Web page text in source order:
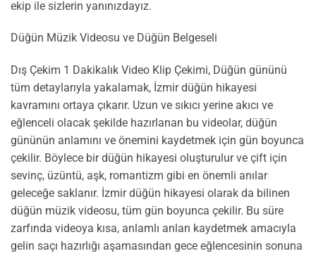
ekip ile sizlerin yanınızdayız.
Düğün Müzik Videosu ve Düğün Belgeseli
Dış Çekim 1 Dakikalık Video Klip Çekimi, Düğün gününü
tüm detaylarıyla yakalamak, İzmir düğün hikayesi
kavramını ortaya çıkarır. Uzun ve sıkıcı yerine akıcı ve
eğlenceli olacak şekilde hazırlanan bu videolar, düğün
gününün anlamını ve önemini kaydetmek için gün boyunca
çekilir. Böylece bir düğün hikayesi oluşturulur ve çift için
sevinç, üzüntü, aşk, romantizm gibi en önemli anılar
geleceğe saklanır. İzmir düğün hikayesi olarak da bilinen
düğün müzik videosu, tüm gün boyunca çekilir. Bu süre
zarfında videoya kısa, anlamlı anları kaydetmek amacıyla
gelin saçı hazırlığı aşamasından gece eğlencesinin sonuna